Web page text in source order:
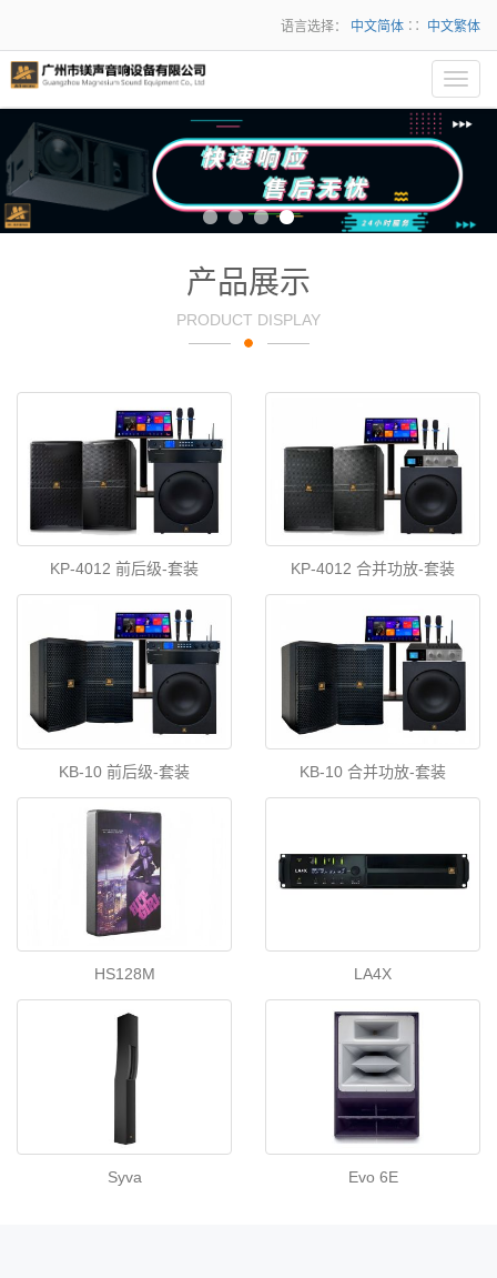
语言选择： 中文简体 ∷ 中文繁体
产品展示
PRODUCT DISPLAY
KP-4012 前后级-套装 KP-4012 合并功放-套装
KB-10 前后级-套装 KB-10 合并功放-套装
HS128M LA4X
Syva Evo 6E